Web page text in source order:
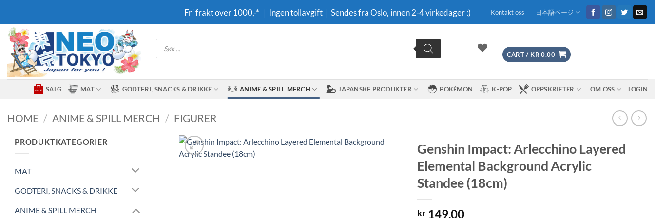
content
Fri frakt over 1000,-* ｜Ingen tollavgift｜Sendes fra Oslo, innen 2-4 virkedager :) Kontakt oss 日本語ページ
Products
search
CART / KR 0.00
SALG MAT GODTERI, SNACKS & DRIKKE ANIME & SPILL MERCH JAPANSKE PRODUKTER POKÉMON K-POP OPPSKRIFTER OM OSS LOGIN
HOME / ANIME & SPILL MERCH / FIGURER
PRODUKTKATEGORIER
MAT
GODTERI, SNACKS & DRIKKE
ANIME & SPILL MERCH
Genshin Impact: Arlecchino Layered
Elemental Background Acrylic
Standee (18cm)
kr149.00